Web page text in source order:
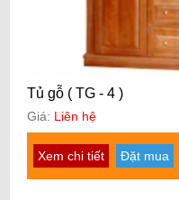
Tủ gỗ ( TG - 4 )
Giá: Liên hệ
Xem chi tiết Đặt mua